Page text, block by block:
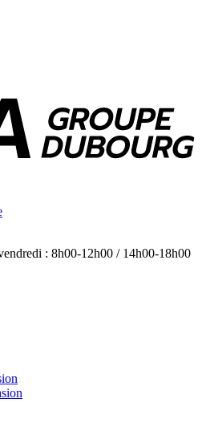
: 8h00-12h00 / 14h00-18h00